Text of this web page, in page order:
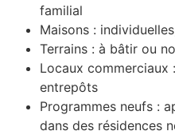
familial
Maisons :
Terrains : à bâtir ou
Locaux commerciaux
entrepôts
Programmes neufs :
dans des résidences